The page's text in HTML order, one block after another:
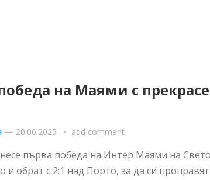
на Маями с
— 20.06.2025 add comment
първа победа на Интер Маями на
и обрат с 2:1 над Порто, за да си